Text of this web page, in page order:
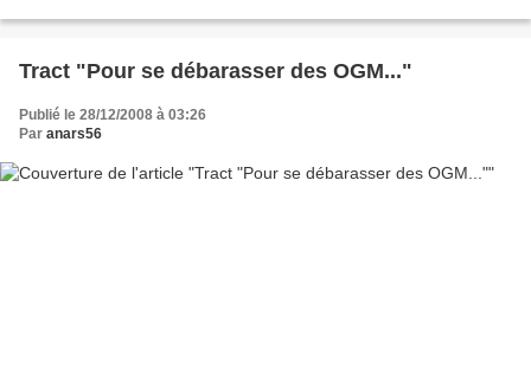
Tract "Pour se débarasser des OGM..."
Publié le 28/12/2008 à 03:26
Par anars56